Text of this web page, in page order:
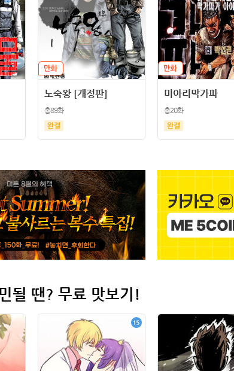
노숙왕 [개정판]
총89화
미아리막가파
총20화
될 땐? 무료 맛보기!